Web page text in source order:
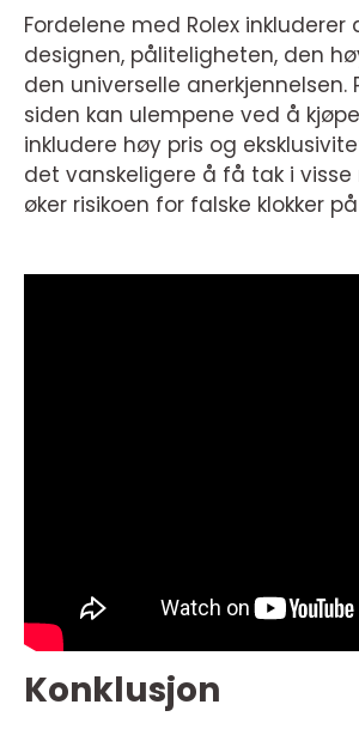
Fordelene med Rolex inkluderer
designen, påliteligheten, den
den universelle anerkjennelsen.
siden kan ulempene ved å
inkludere høy pris og
det vanskeligere å få tak i
øker risikoen for falske klokker
Konklusjon